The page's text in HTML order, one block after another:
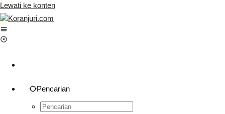
Lewati ke konten
Pencarian